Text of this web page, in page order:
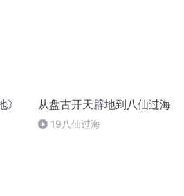
从盘古开天辟地到八仙过海
19八仙过海